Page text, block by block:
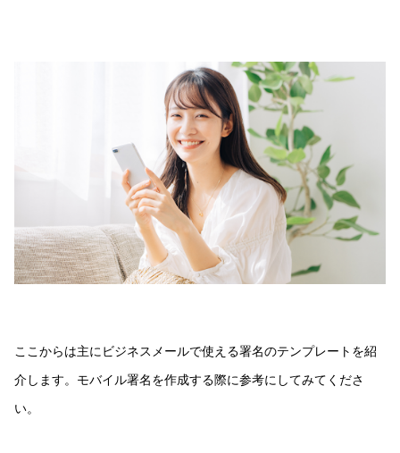
ここからは主にビジネスメールで使える署名のテンプレートを紹
介します。モバイル署名を作成する際に参考にしてみてくださ
い。